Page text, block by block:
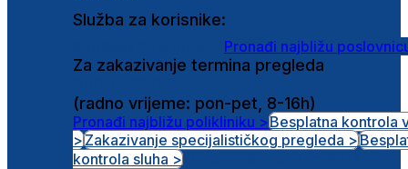
Služba za korisnike:
Pronađi najbližu
Za zakazivanje termina pregleda
(radno vrijeme: pon-pet, 8-16h)
Pronađi najbližu polikliniku >Besplatna kontrola
>Zakazivanje specijalističkog pregleda >
kontrola sluha >